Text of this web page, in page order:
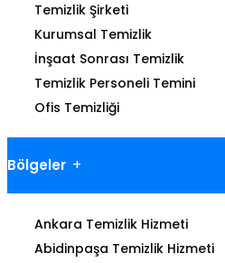
Temizlik Şirketi
Kurumsal Temizlik
İnşaat Sonrası Temizlik
Temizlik Personeli Temini
Ofis Temizliği
Bölgeler
Ankara Temizlik Hizmeti
Abidinpaşa Temizlik Hizmeti